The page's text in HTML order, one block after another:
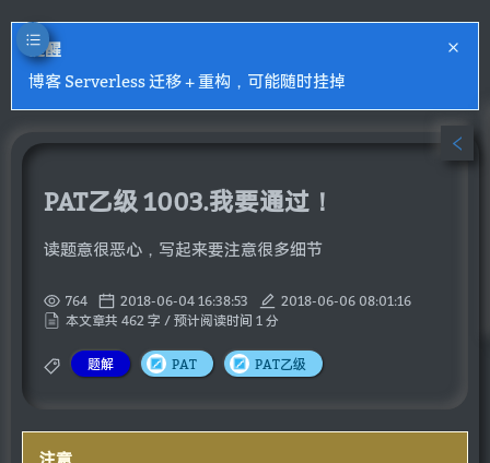
提醒
博客 Serverless 迁移 + 重构，可能随时挂掉
PAT乙级 1003.我要通过！
读题意很恶心，写起来要注意很多细节
764 2018-06-04 16:38:53
2018-06-06 08:01:16
本文章共 462 字 / 预计阅读时间 1 分
题解 PAT PAT乙级